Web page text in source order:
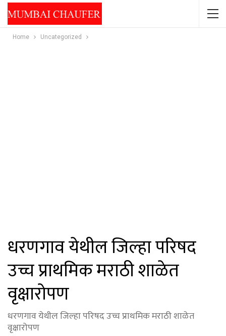
Home Uncategorized
धरणगाव येथील जिल्हा परिषद
उच्च प्राथमिक मराठी शाळेत
वृक्षारोपण
धरणगाव येथील जिल्हा परिषद उच्च प्राथमिक मराठी शाळेत
वृक्षारोपण